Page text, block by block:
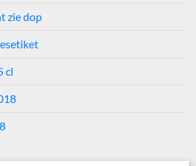
zie dop
cl